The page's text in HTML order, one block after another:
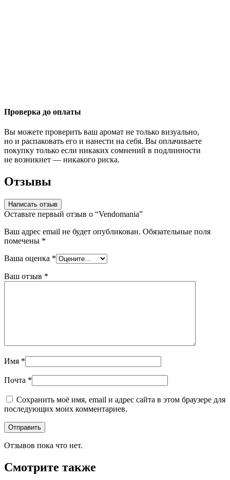
Проверка до оплаты
Вы можете проверить ваш аромат не только визуально,
но и распаковать его и нанести на себя. Вы оплачиваете
покупку только если никаких сомнений в подлинности
не возникнет — никакого риска.
Отзывы
Написать отзыв
Оставьте первый отзыв о “Vendomania”
Ваш адрес email не будет опубликован. Обязательные поля
помечены *
Ваша оценка *
Ваш отзыв *
Имя *
Почта *
Сохранить моё имя, email и адрес сайта в этом браузере для
последующих моих комментариев.
Отзывов пока что нет.
Смотрите также